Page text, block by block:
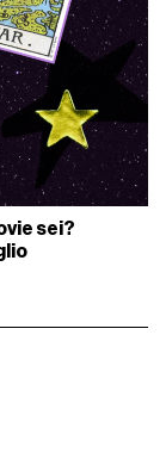
sei?